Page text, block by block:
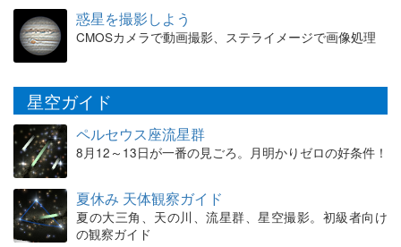
惑星を撮影しよう
CMOSカメラで動画撮影、ステライメージで画像処理
星空ガイド
ペルセウス座流星群
8月12～13日が一番の見ごろ。月明かりゼロの好条件！
夏休み 天体観察ガイド
夏の大三角、天の川、流星群、星空撮影。初級者向け
の観察ガイド